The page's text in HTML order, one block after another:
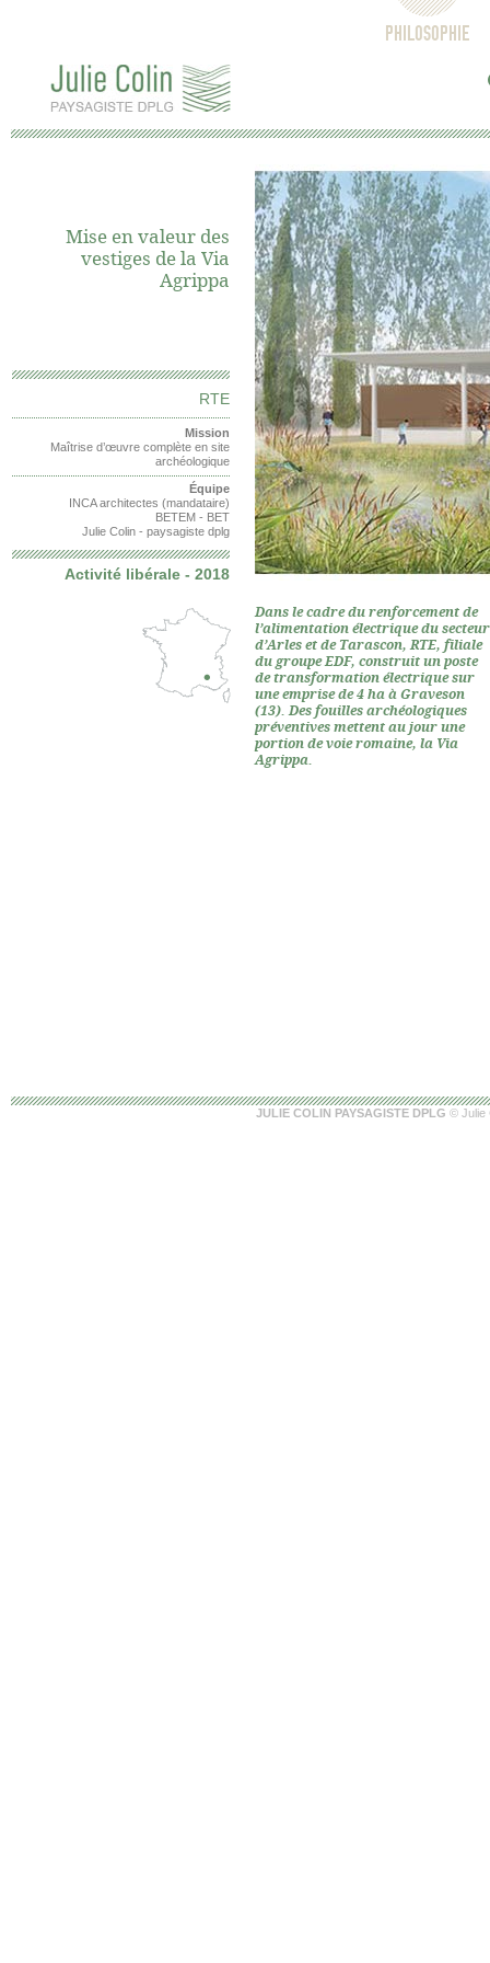
PHILOSOPHIE
Mise en valeur des
vestiges de la Via
Agrippa
RTE
Mission
Maîtrise d’œuvre complète en site
archéologique
Équipe
INCA architectes (mandataire)
BETEM - BET
Julie Colin - paysagiste dplg
Activité libérale - 2018
Dans le cadre du renforcement de
l’alimentation électrique du secteur
d’Arles et de Tarascon, RTE, filiale
du groupe EDF, construit un poste
de transformation électrique sur
une emprise de 4 ha à Graveson
(13). Des fouilles archéologiques
préventives mettent au jour une
portion de voie romaine, la Via
Agrippa.
JULIE COLIN PAYSAGISTE DPLG © Julie